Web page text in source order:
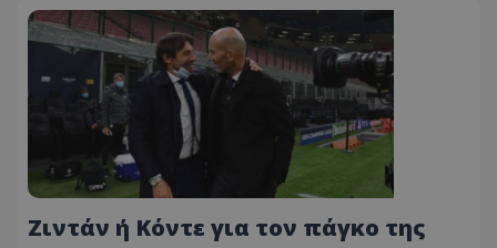
Ζιντάν ή Κόντε για τον πάγκο της